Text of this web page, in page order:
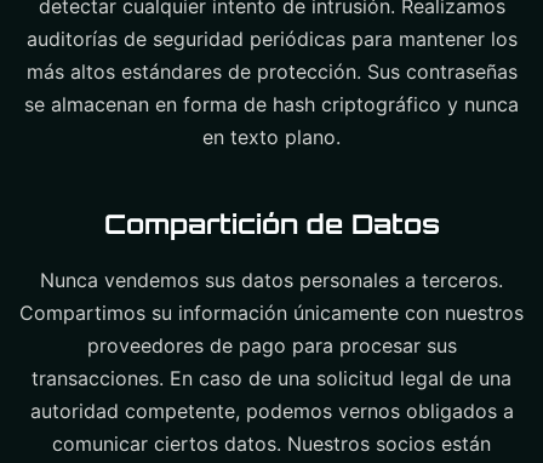
detectar cualquier intento de intrusión. Realizamos
auditorías de seguridad periódicas para mantener los
más altos estándares de protección. Sus contraseñas
se almacenan en forma de hash criptográfico y nunca
en texto plano.
Compartición de Datos
Nunca vendemos sus datos personales a terceros.
Compartimos su información únicamente con nuestros
proveedores de pago para procesar sus
transacciones. En caso de una solicitud legal de una
autoridad competente, podemos vernos obligados a
comunicar ciertos datos. Nuestros socios están